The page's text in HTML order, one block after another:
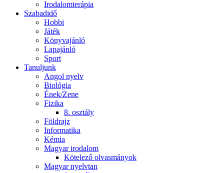
Irodalomterápia
Szabadidő
Hobbi
Játék
Könyvajánló
Lapajánló
Sport
Tanuljunk
Angol nyelv
Biológia
Ének/Zene
Fizika
8. osztály
Földrajz
Informatika
Kémia
Magyar irodalom
Kötelező olvasmányok
Magyar nyelvtan